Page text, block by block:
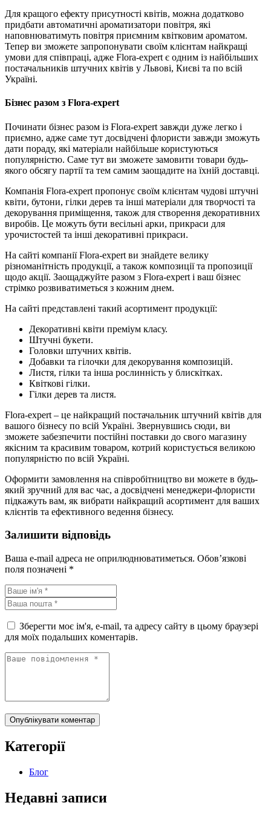
Для кращого ефекту присутності квітів, можна додатково
придбати автоматичні ароматизатори повітря, які
наповнюватимуть повітря приємним квітковим ароматом.
Тепер ви зможете запропонувати своїм клієнтам найкращі
умови для співпраці, адже Flora-expert є одним із найбільших
постачальників штучних квітів у Львові, Києві та по всій
Україні.
Бізнес разом з Flora-expert
Починати бізнес разом із Flora-expert завжди дуже легко і
приємно, адже саме тут досвідчені флористи завжди зможуть
дати пораду, які матеріали найбільше користуються
популярністю. Саме тут ви зможете замовити товари будь-
якого обсягу партії та тем самим заощадите на їхній доставці.
Компанія Flora-expert пропонує своїм клієнтам чудові штучні
квіти, бутони, гілки дерев та інші матеріали для творчості та
декорування приміщення, також для створення декоративних
виробів. Це можуть бути весільні арки, прикраси для
урочистостей та інші декоративні прикраси.
На сайті компанії Flora-expert ви знайдете велику
різноманітність продукції, а також композиції та пропозиції
щодо акції. Заощаджуйте разом з Flora-expert і ваш бізнес
стрімко розвиватиметься з кожним днем.
На сайті представлені такий асортимент продукції:
Декоративні квіти преміум класу.
Штучні букети.
Головки штучних квітів.
Добавки та гілочки для декорування композицій.
Листя, гілки та інша рослинність у блискітках.
Квіткові гілки.
Гілки дерев та листя.
Flora-expert – це найкращий постачальник штучний квітів для
вашого бізнесу по всій Україні. Звернувшись сюди, ви
зможете забезпечити постійні поставки до свого магазину
якісним та красивим товаром, котрий користується великою
популярністю по всій Україні.
Оформити замовлення на співробітництво ви можете в будь-
який зручний для вас час, а досвідчені менеджери-флористи
підкажуть вам, як вибрати найкращий асортимент для ваших
клієнтів та ефективного ведення бізнесу.
Залишити відповідь
Ваша e-mail адреса не оприлюднюватиметься. Обов’язкові
поля позначені *
Зберегти моє ім'я, e-mail, та адресу сайту в цьому браузері
для моїх подальших коментарів.
Опублікувати коментар
Категорії
Блог
Недавні записи